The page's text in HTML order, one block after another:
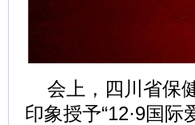
会上，四川省保
印象授予“12·9国